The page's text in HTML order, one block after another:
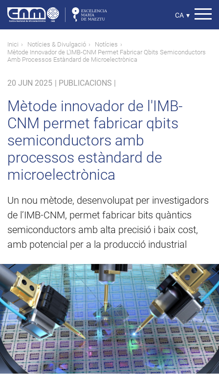
contingut
Select
CA ▾
Fil
d'ariadna
Inici Notícies & Divulgació
Notícies
Mètode Innovador de L'IMB-CNM Permet Fabricar Qbits Semiconductors
Amb Processos Estàndard de Microelectrònica
20 JUN 2025 | PUBLICACIONS |
Mètode innovador de l'IMB-
CNM permet fabricar qbits
semiconductors amb
processos estàndard de
microelectrònica
Un nou mètode, desenvolupat per investigadors
de l’IMB-CNM, permet fabricar bits quàntics
semiconductors amb alta precisió i baix cost,
amb potencial per a la producció industrial